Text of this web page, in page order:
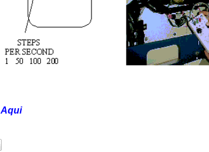
Aqui